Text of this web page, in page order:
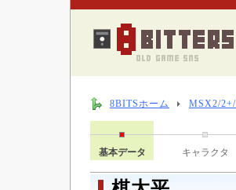
8BITSホーム MSX2/2+/
基本データ キャラクタ